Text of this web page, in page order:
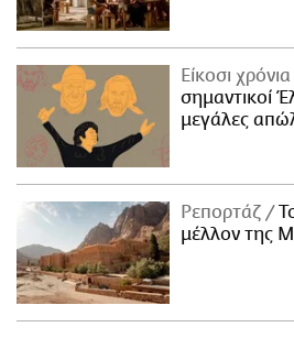
Είκοσι
σημαντικοί
μεγάλες
Ρεπορτάζ
μέλλον της